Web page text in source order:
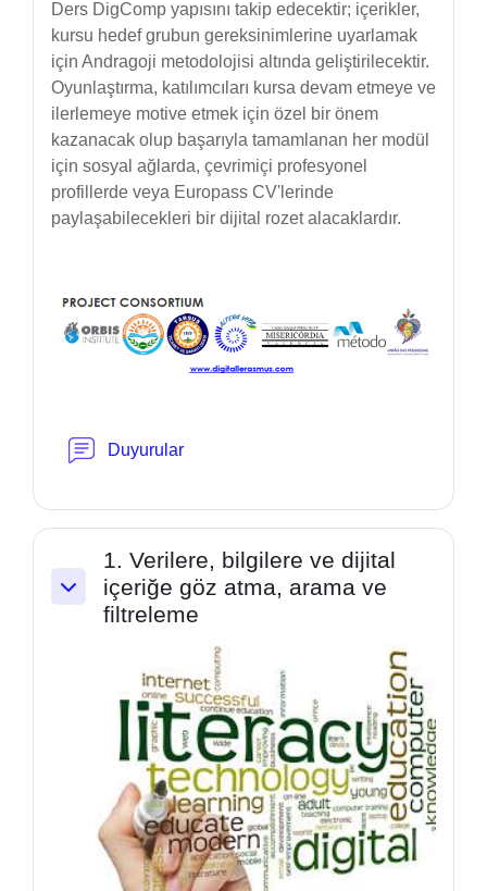
Ders DigComp yapısını takip edecektir; içerikler,
kursu hedef grubun gereksinimlerine uyarlamak
için Andragoji metodolojisi altında geliştirilecektir.
Oyunlaştırma, katılımcıları kursa devam etmeye ve
ilerlemeye motive etmek için özel bir önem
kazanacak olup başarıyla tamamlanan her modül
için sosyal ağlarda, çevrimiçi profesyonel
profillerde veya Europass CV'lerinde
paylaşabilecekleri bir dijital rozet alacaklardır.
Duyurular
Collapse
1. Verilere, bilgilere ve dijital
içeriğe göz atma, arama ve
filtreleme